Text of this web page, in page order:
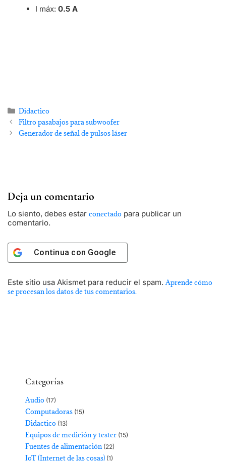
I máx: 0.5 A
Didactico
Filtro pasabajos para subwoofer
Generador de señal de pulsos láser
Deja un comentario
Lo siento, debes estar conectado para publicar un
comentario.
Continua con Google
Este sitio usa Akismet para reducir el spam.Aprende cómo
se procesan los datos de tus comentarios.
Categorías
Audio (17)
Computadoras (15)
Didactico (13)
Equipos de medición y tester (15)
Fuentes de alimentación(22)
IoT (Internet de las cosas) (1)